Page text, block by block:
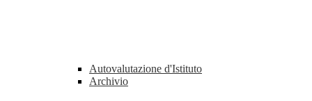
Autovalutazione d'Istituto
Archivio